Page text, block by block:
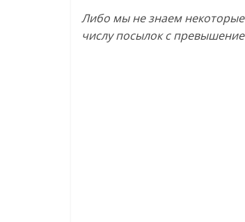
Либо мы не знаем некоторые
числу посылок с